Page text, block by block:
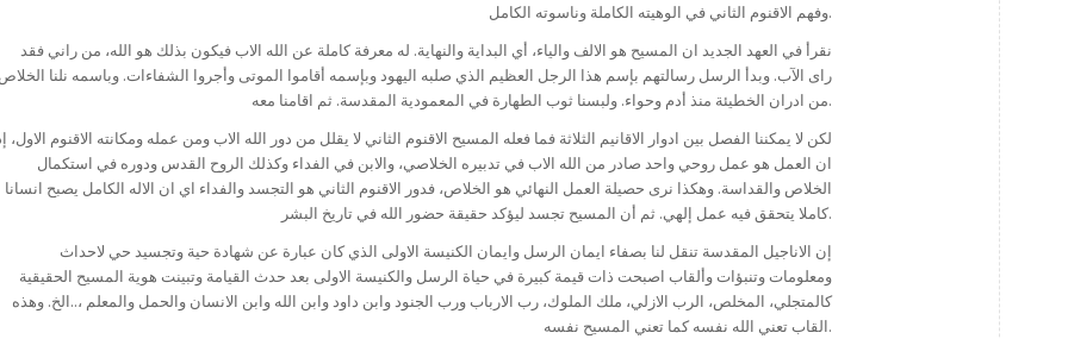
وفهم الاقنوم الثاني في الوهيته الكاملة وناسوته الكامل.
نقرأ في العهد الجديد ان المسيح هو الالف والياء، أي البداية والنهاية. له معرفة كاملة عن الله الاب فيكون بذلك هو الله، من راني فقد
راى الآب. وبدأ الرسل رسالتهم بإسم هذا الرجل العظيم الذي صلبه اليهود وبإسمه أقاموا الموتى وأجروا الشفاءات. وباسمه نلنا الخلاص
من ادران الخطيئة منذ أدم وحواء. ولبسنا ثوب الطهارة في المعمودية المقدسة. ثم اقامنا معه.
لكن لا يمكننا الفصل بين ادوار الاقانيم الثلاثة فما فعله المسيح الاقنوم الثاني لا يقلل من دور الله الاب ومن عمله ومكانته الاقنوم الاول،
ان العمل هو عمل روحي واحد صادر من الله الاب في تدبيره الخلاصي، والابن في الفداء وكذلك الروح القدس ودوره في استكمال
الخلاص والقداسة. وهكذا نرى حصيلة العمل النهائي هو الخلاص، فدور الاقنوم الثاني هو التجسد والفداء اي ان الاله الكامل يصبح انسانا
كاملا يتحقق فيه عمل إلهي. ثم أن المسيح تجسد ليؤكد حقيقة حضور الله في تاريخ البشر.
إن الاناجيل المقدسة تنقل لنا بصفاء ايمان الرسل وايمان الكنيسة الاولى الذي كان عبارة عن شهادة حية وتجسيد حي لاحداث
ومعلومات وتنبؤات وألقاب اصبحت ذات قيمة كبيرة في حياة الرسل والكنيسة الاولى بعد حدث القيامة وتبينت هوية المسيح الحقيقية
كالمتجلي، المخلص، الرب الازلي، ملك الملوك، رب الارباب ورب الجنود وابن داود وابن الله وابن الانسان والحمل والمعلم ،..الخ. وهذه
القاب تعني الله نفسه كما تعني المسيح نفسه.